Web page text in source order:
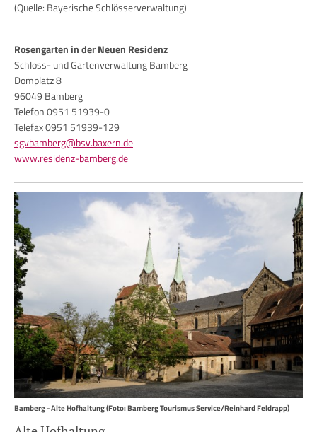
(Quelle: Bayerische Schlösserverwaltung)
Rosengarten in der Neuen Residenz
Schloss- und Gartenverwaltung Bamberg
Domplatz 8
96049 Bamberg
Telefon 0951 51939-0
Telefax 0951 51939-129
sgvbamberg@bsv.baxern.de
www.residenz-bamberg.de
Bamberg - Alte Hofhaltung (Foto: Bamberg Tourismus Service/Reinhard Feldrapp)